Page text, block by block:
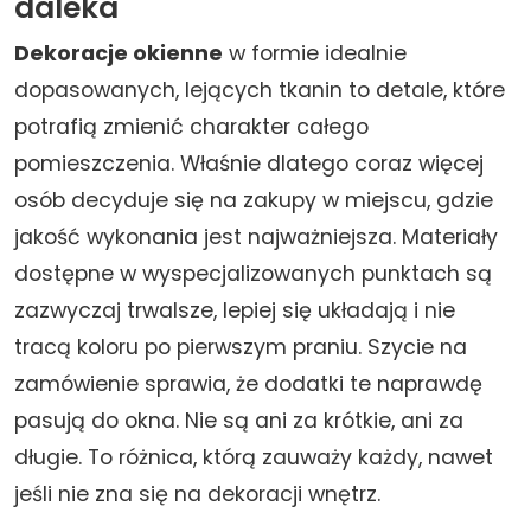
Dekoracje okienne w formie idealnie
dopasowanych, lejących tkanin to detale, które
potrafią zmienić charakter całego
pomieszczenia. Właśnie dlatego coraz więcej
osób decyduje się na zakupy w miejscu, gdzie
jakość wykonania jest najważniejsza. Materiały
dostępne w wyspecjalizowanych punktach są
zazwyczaj trwalsze, lepiej się układają i nie
tracą koloru po pierwszym praniu. Szycie na
zamówienie sprawia, że dodatki te naprawdę
pasują do okna. Nie są ani za krótkie, ani za
długie. To różnica, którą zauważy każdy, nawet
jeśli nie zna się na dekoracji wnętrz.